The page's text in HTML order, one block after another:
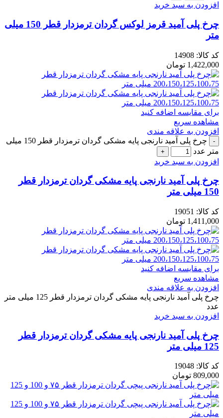
افزودن به سبد خرید
چرخ پلی آمید قرمز لوکس گردان ترمزدار قطر 150 میلی
متر
کد کالا: 14908
1,422,000 تومان
برای مقایسه اضافه کنید
مشاهده سریع
افزودن به علاقه مندی
چرخ پلی آمید نارنجی پایه مشکی گردان ترمزدار قطر 150 میلی
متر عدد
افزودن به سبد خرید
چرخ پلی آمید نارنجی پایه مشکی گردان ترمزدار قطر
150 میلی متر
کد کالا: 19051
1,411,000 تومان
برای مقایسه اضافه کنید
مشاهده سریع
افزودن به علاقه مندی
چرخ پلی آمید نارنجی پایه مشکی گردان ترمزدار قطر 125 میلی متر
عدد
افزودن به سبد خرید
چرخ پلی آمید نارنجی پایه مشکی گردان ترمزدار قطر
125 میلی متر
کد کالا: 19048
809,000 تومان